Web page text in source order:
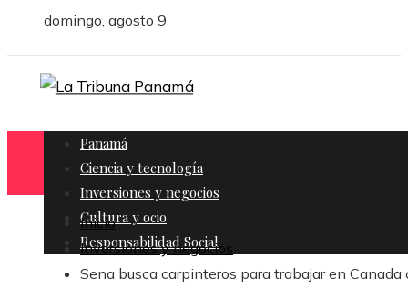
domingo, agosto 9
Panamá
Ciencia y tecnología
Inversiones y negocios
Cultura y ocio
Responsabilidad Social
Inicio
Inversiones y negocios
Sena busca carpinteros para trabajar en Canada